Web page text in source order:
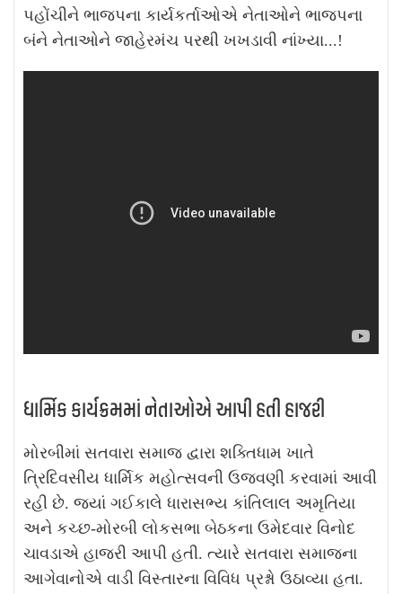
પહોંચીને ભાજપના કાર્યકર્તાઓએ નેતાઓને ભાજપના
બંને નેતાઓને જાહેરમંચ પરથી ખખડાવી નાંખ્યા...!
ધાર્મિક કાર્યક્રમમાં નેતાઓએ આપી હતી હાજરી
મોરબીમાં સતવારા સમાજ દ્વારા શક્તિધામ ખાતે
ત્રિદિવસીય ધાર્મિક મહોત્સવની ઉજવણી કરવામાં આવી
રહી છે. જ્યાં ગઈકાલે ધારાસભ્ય કાંતિલાલ અમૃતિયા
અને કચ્છ-મોરબી લોકસભા બેઠકના ઉમેદવાર વિનોદ
ચાવડાએ હાજરી આપી હતી. ત્યારે સતવારા સમાજના
આગેવાનોએ વાડી વિસ્તારના વિવિધ પ્રશ્નો ઉઠાવ્યા હતા.